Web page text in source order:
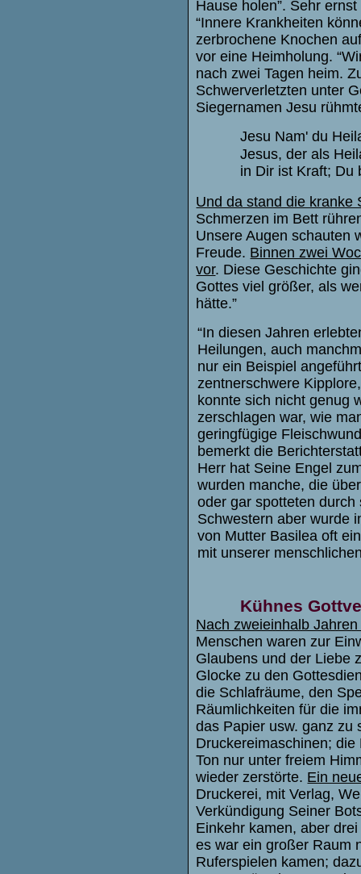
Hause holen”. Sehr
“Innere Krankheiten
zerbrochene Knochen
vor eine Heimholung.
nach zwei Tagen heim.
Schwerverletzten unter
Siegernamen Jesu
Jesu Nam' du
Jesus, der als
in Dir ist Kraft; Du
Und da stand die kranke
Schmerzen im Bett
Unsere Augen schauten
Freude. Binnen zwei
vor. Diese Geschichte
Gottes viel größer, als
hätte.”
“In diesen Jahren
Heilungen, auch
nur ein Beispiel
zentnerschwere
konnte sich nicht genug
zerschlagen war, wie
geringfügige
bemerkt die
Herr hat Seine Engel
wurden manche, die
oder gar spotteten
Schwestern aber wurde
von Mutter Basilea oft
mit unserer
Kühnes
Nach zweieinhalb
Menschen waren zur
Glaubens und der Liebe
Glocke zu den
die Schlafräume, den
Räumlichkeiten für die
das Papier usw. ganz zu
Druckereimaschinen;
Ton nur unter freiem
wieder zerstörte. Ein
Druckerei, mit Verlag,
Verkündigung Seiner
Einkehr kamen, aber
es war ein großer Raum
Ruferspielen kamen;